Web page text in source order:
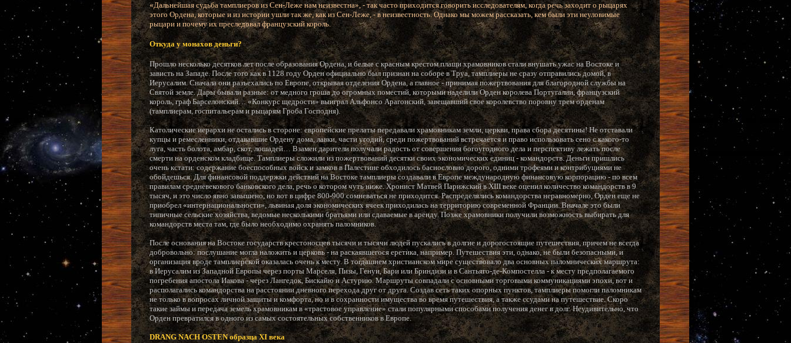
«Дальнейшая судьба тамплиеров из Сен-Леже нам неизвестна», - так часто приходится говорить исследователям, когда речь заходит о рыцарях
этого Ордена, которые и из истории ушли так же, как из Сен-Леже, - в неизвестность. Однако мы можем рассказать, кем были эти неуловимые
рыцари и почему их преследовал французский король.
Откуда у монахов деньги?
Прошло несколько десятков лет после образования Ордена, и белые с красным крестом плащи храмовников стали внушать ужас на Востоке и
зависть на Западе. После того как в 1128 году Орден официально был признан на соборе в Труа, тамплиеры не сразу отправились домой, в
Иерусалим. Сначала они разъехались по Европе, открывая отделения Ордена, а главное - принимая пожертвования для благородной службы на
Святой земле. Дары бывали разные: от медного гроша до огромных поместий, которыми наделили Орден королева Португалии, французский
король, граф Барселонский… «Конкурс щедрости» выиграл Альфонсо Арагонский, завещавший свое королевство поровну трем орденам
(тамплиерам, госпитальерам и рыцарям Гроба Господня).
Католические иерархи не остались в стороне: европейские прелаты передавали храмовникам земли, церкви, права сбора десятины! Не отставали
купцы и ремесленники, отдававшие Ордену дома, лавки, части угодий, среди пожертвований встречается и право использовать сено с какого-то
луга, часть болота, амбар, скот, лошадей… Взамен дарители получали радость от совершения богоугодного дела и перспективу лежать после
смерти на орденском кладбище. Тамплиеры сложили из пожертвований десятки своих экономических единиц - командорств. Деньги пришлись
очень кстати: содержание боеспособных войск и замков в Палестине обходилось баснословно дорого, одними трофеями и контрибуциями не
обойдешься. Для финансовой поддержки действий на Востоке тамплиеры создавали в Европе международную финансовую корпорацию - по всем
правилам средневекового банковского дела, речь о котором чуть ниже. Хронист Матвей Парижский в XIII веке оценил количество командорств в 9
тысяч, и это число явно завышено, но вот в цифре 800-900 сомневаться не приходится. Распределялись командорства неравномерно, Орден еще не
приобрел «интернациональности», львиная доля экономических ячеек приходилась на территорию современной Франции. Вначале это были
типичные сельские хозяйства, ведомые несколькими братьями или сдаваемые в аренду. Позже храмовники получили возможность выбирать для
командорств места там, где было необходимо охранять паломников.
После основания на Востоке государств крестоносцев тысячи и тысячи людей пускались в долгие и дорогостоящие путешествия, причем не всегда
добровольно: послушание могла наложить и церковь - на раскаявшегося еретика, например. Путешествия эти, однако, не были безопасными, и
организация вроде тамплиерской оказалась очень к месту. В тогдашнем христианском мире существовало два основных паломнических маршрута:
в Иерусалим из Западной Европы через порты Марселя, Пизы, Генуи, Бари или Бриндизи и в Сантьяго-де-Компостелла - к месту предполагаемого
погребения апостола Иакова - через Лангедок, Бискайю и Астурию. Маршруты совпадали с основными торговыми коммуникациями эпохи, вот и
располагались командорства на расстоянии дневного перехода друг от друга. Создав сеть таких опорных пунктов, тамплиеры помогли паломникам
не только в вопросах личной защиты и комфорта, но и в сохранности имущества во время путешествия, а также ссудами на путешествие. Скоро
такие займы и передача земель храмовникам в «трастовое управление» стали популярными способами получения денег в долг. Неудивительно, что
Орден превратился в одного из самых состоятельных собственников в Европе.
DRANG NACH OSTEN образца XI века